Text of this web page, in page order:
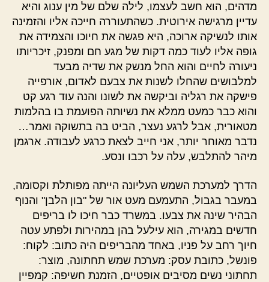
מדהים, הוא חשב לעצמו, לילה שלם של מין ענוג והיא
עדיין מרגישה אירוטית. כשהתעוררה חייכה אליו והזמינה
אותו לנשיקה ארוכה, היא פגשה את חיוכו והצמידה את
גופה אליו לעוד כמה דקות של מגע חם ומפנק, זיכריותו
ניעורה לחיים והוא החל מנשק את שדיה מבעד
למלבושים שהחלו לשנות את צבעם לאדום, אורפייה
פישקה את רגליה וביקשה את לשונו והנה עוד רגע קט
והוא כבר כמעט ממלא את נשיותה הפועמת בו בהלמות
מטאורית, אבל לרגע נעצר, הביט בה בתשוקה ואמר…
נדבר מאוחר יותר, אני חייב לצאת כרגע לעבודה. ארגמן
מיהר להתלבש, עלה על רכבו ונסע.
הדרך למערכת השמש העליונה הייתה מפותלת וקסומה,
במעבר בגבול, התעמעם מעט אור של "בון הלבן" והנוף
הבהיר שינה את צבעו. במשרד כבר חיכו לו בריפים
חדשים במגירה, הוא עילעל בהן במהירות ולפתע עטה
חיוך רחב על פניו, באחד מהבריפים היה כתוב: לקוח:
פונשל, כתובת עסק: מערכת שמש תחתונה, מוצר:
תחתוני נשים מסיבים אופטיים, הזמנת חשיפה: קמפיין